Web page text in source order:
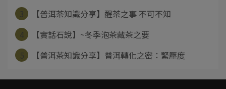
【普洱茶知識分享】醒茶之事 不可不知
【實話石說】~冬季泡茶藏茶之要
【普洱茶知識分享】普洱轉化之密：緊壓度